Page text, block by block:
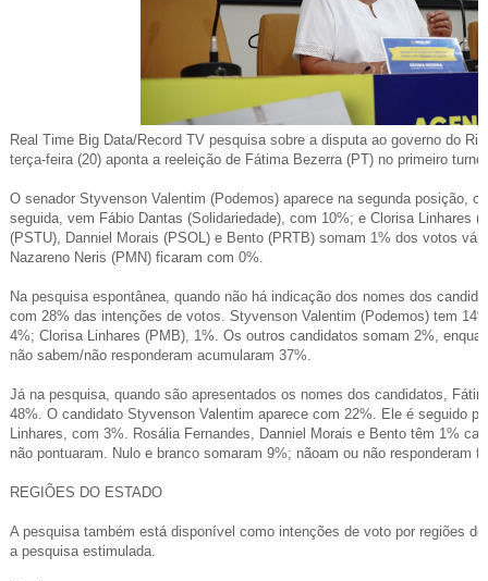
Real Time Big Data/Record TV pesquisa sobre a disputa ao governo do
terça-feira (20) aponta a reeleição de Fátima Bezerra (PT) no primeiro
O senador Styvenson Valentim (Podemos) aparece na segunda posição,
seguida, vem Fábio Dantas (Solidariedade), com 10%; e Clorisa Linhares
(PSTU), Danniel Morais (PSOL) e Bento (PRTB) somam 1% dos votos
Nazareno Neris (PMN) ficaram com 0%.
Na pesquisa espontânea, quando não há indicação dos nomes dos
com 28% das intenções de votos. Styvenson Valentim (Podemos) tem
4%; Clorisa Linhares (PMB), 1%. Os outros candidatos somam 2%,
não sabem/não responderam acumularam 37%.
Já na pesquisa, quando são apresentados os nomes dos candidatos,
48%. O candidato Styvenson Valentim aparece com 22%. Ele é seguido
Linhares, com 3%. Rosália Fernandes, Danniel Morais e Bento têm 1%
não pontuaram. Nulo e branco somaram 9%; nãoam ou não responderam
REGIÕES DO ESTADO
A pesquisa também está disponível como intenções de voto por regiões
a pesquisa estimulada.